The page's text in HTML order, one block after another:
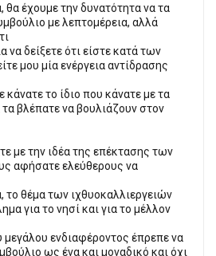
θα έχουμε την δυνατότητα να τα
με λεπτομέρεια, αλλά
να δείξετε ότι είστε κατά των
μου μία ενέργεια αντίδρασης
το ίδιο που κάνατε με τα
βλέπατε να βουλιάζουν στον
με την ιδέα της επέκτασης των
αφήσατε ελεύθερους να
το θέμα των ιχθυοκαλλιεργειών
για το νησί και για το μέλλον
ενδιαφέροντος έπρεπε να
ως ένα και μοναδικό και όχι